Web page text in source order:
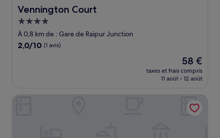
Vennington Court
Vennington Court
Hébergement
4.0 étoiles
À 0,8 km de : Gare de Raipur Junction
2.0
2,0/10 (1 avis)
Le
nouveau
prix
de
58 €
58 €
taxes et frais compris
11 août - 12 août